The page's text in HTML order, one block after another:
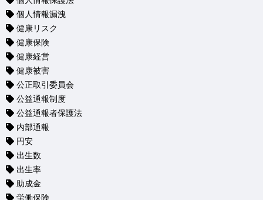
個人情報漏洩
健康リスク
健康保険
健康経営
健康被害
公正取引委員会
公益通報制度
公益通報者保護法
内部通報
円安
出生数
出生率
助成金
労働保険